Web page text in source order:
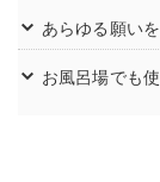
あらゆる願い
お風呂場でも